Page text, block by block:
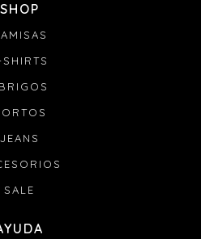
para coordinar una
el nuevo envío dentro de los
se reserva el derecho de
con el numero
guía para que podamos
SHOP
JEANS
SALE